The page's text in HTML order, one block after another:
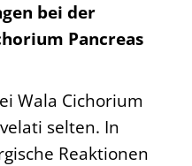
bei der
Pancreas
Wala Cichorium
selten. In
Reaktionen